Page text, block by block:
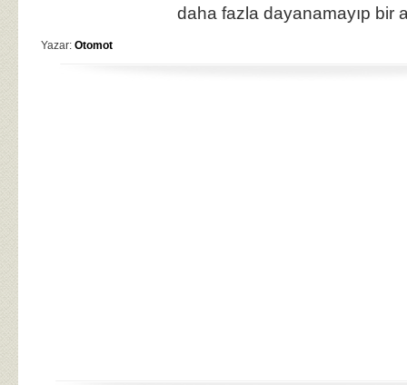
daha fazla dayanamayıp bir
Yazar: Otomot